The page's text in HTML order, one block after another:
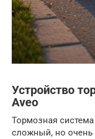
Устройство
Aveo
Тормозная
сложный, но